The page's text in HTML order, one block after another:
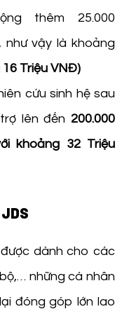
thêm 25.000
như vậy là khoảng
Triệu VNĐ)
cứu sinh hệ sau
lên đến 200.000
khoảng 32 Triệu
được dành cho các
những cá nhân
đóng góp lớn lao